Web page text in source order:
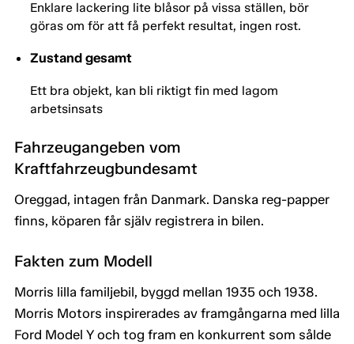
Enklare lackering lite blåsor på vissa ställen, bör
göras om för att få perfekt resultat, ingen rost.
Zustand gesamt
Ett bra objekt, kan bli riktigt fin med lagom
arbetsinsats
Fahrzeugangeben vom
Kraftfahrzeugbundesamt
Oreggad, intagen från Danmark. Danska reg-papper
finns, köparen får själv registrera in bilen.
Fakten zum Modell
Morris lilla familjebil, byggd mellan 1935 och 1938.
Morris Motors inspirerades av framgångarna med lilla
Ford Model Y och tog fram en konkurrent som sålde